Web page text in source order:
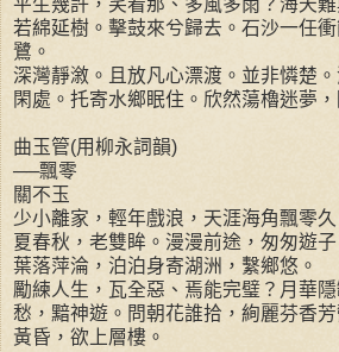
若綿延樹。擊鼓來兮歸去。石沙一任
鷺。
深灣靜漵。且放凡心漂渡。並非憐楚
閑處。托寄水鄉眠住。欣然蕩櫓迷夢，
曲玉管(用柳永詞韻)
──飄零
關不玉
少小離家，輕年戲浪，天涯海角飄零
夏春秋，老雙眸。漫漫前途，匆匆遊
葉落萍淪，泊泊身寄湖洲，繫鄉悠。
勵練人生，瓦全惡、焉能完璧？月華
愁，黯神遊。問朝花誰拾，絢麗芬香
黃昏，欲上層樓。